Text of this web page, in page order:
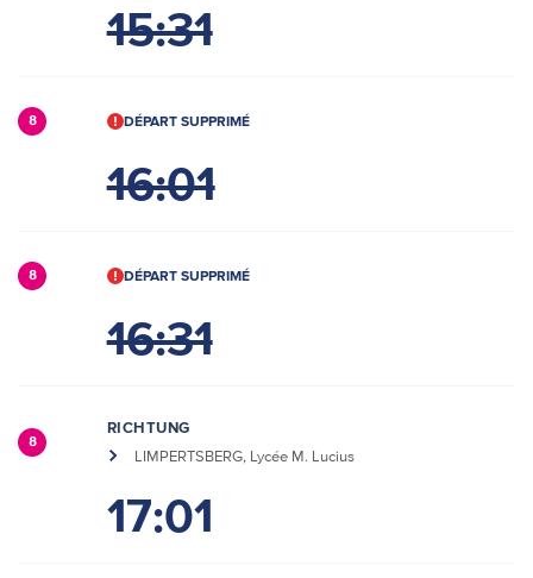
15:31
8 DÉPART SUPPRIMÉ
16:01
8 DÉPART SUPPRIMÉ
16:31
8
RICHTUNG
LIMPERTSBERG, Lycée M. Lucius
17:01